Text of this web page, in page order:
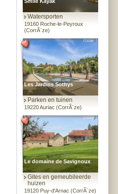
Watersporten
19160 Roche-le-Peyroux
(CorrÃ¨ze)
Les Jardins Sothys
Parken en tuinen
19220 Auriac (CorrÃ¨ze)
Le domaine de Savignoux
Gites en gemeubileerde
huizen
19120 Puy-d'Arnac (CorrÃ¨ze)